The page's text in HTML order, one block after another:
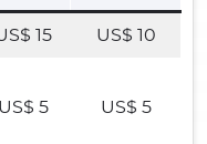
15 US$ 10
US$ 5 US$ 5